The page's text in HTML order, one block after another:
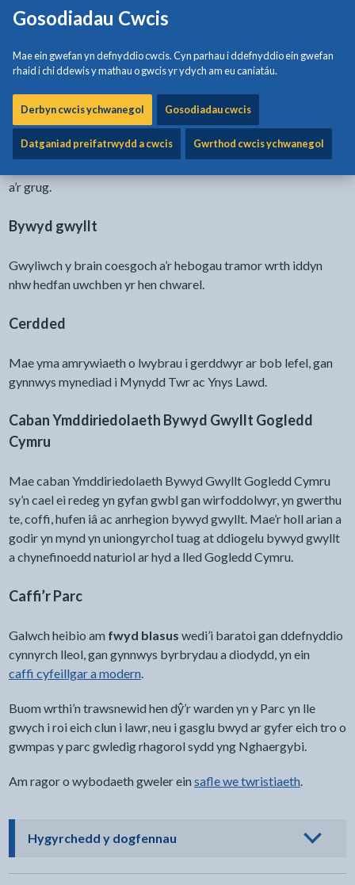
Gosodiadau Cwcis
Mae ein gwefan yn defnyddio cwcis. Cyn parhau i ddefnyddio ein gwefan
rhaid i chi ddewis y mathau o gwcis yr ydych am eu caniatáu.
Derbyn cwcis ychwanegol Gosodiadau cwcis
Datganiad preifatrwydd a cwcis Gwrthod cwcis ychwanegol
Llyn Llwynog
Lle gallwch chi bysgota a gwylio’r cychod bach neu ymlacio
Yr Arfordir Creigiog
a’r grug.
Bywyd gwyllt
Gwyliwch y brain coesgoch a’r hebogau tramor wrth iddyn
nhw hedfan uwchben yr hen chwarel.
Cerdded
Mae yma amrywiaeth o lwybrau i gerddwyr ar bob lefel, gan
gynnwys mynediad i Mynydd Twr ac Ynys Lawd.
Caban Ymddiriedolaeth Bywyd Gwyllt Gogledd
Cymru
Mae caban Ymddiriedolaeth Bywyd Gwyllt Gogledd Cymru
sy’n cael ei redeg yn gyfan gwbl gan wirfoddolwyr, yn gwerthu
te, coffi, hufen iâ ac anrhegion bywyd gwyllt. Mae’r holl arian a
godir yn mynd yn uniongyrchol tuag at ddiogelu bywyd gwyllt
a chynefinoedd naturiol ar hyd a lled Gogledd Cymru.
Caffi’r Parc
Galwch heibio am fwyd blasus wedi’i baratoi gan ddefnyddio
cynnyrch lleol, gan gynnwys byrbrydau a diodydd, yn ein
caffi cyfeillgar a modern.
Buom wrthi’n trawsnewid hen dŷ’r warden yn y Parc yn lle
gwych i roi eich clun i lawr, neu i gasglu bwyd ar gyfer eich tro o
gwmpas y parc gwledig rhagorol sydd yng Nghaergybi.
Am ragor o wybodaeth gweler ein safle we twristiaeth.
Hygyrchedd y dogfennau- cliciwch i weld opsiynau